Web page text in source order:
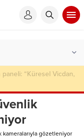
silah ele geçirildi
kameralarıyla gözetleniyor